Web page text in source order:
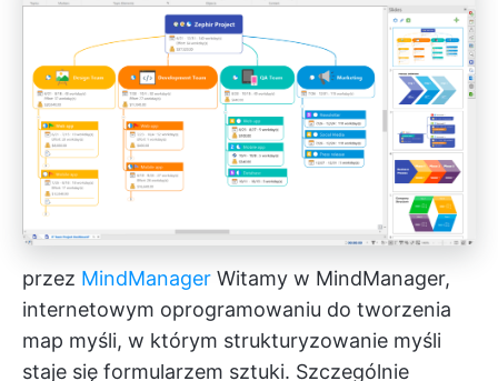
przez MindManager Witamy w MindManager,
internetowym oprogramowaniu do tworzenia
map myśli, w którym strukturyzowanie myśli
staje się formularzem sztuki. Szczególnie